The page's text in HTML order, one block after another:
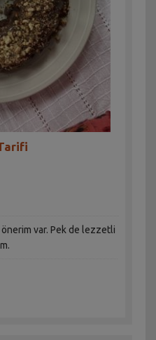
var. Pek de lezzetli